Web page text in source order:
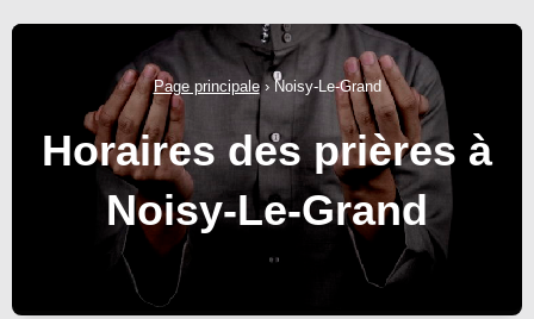
Page principale›Noisy-Le-Grand
Horaires des prières à
Noisy-Le-Grand